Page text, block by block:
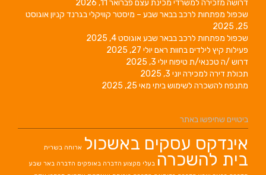
מכינת עצםפברואר 11, 2026
בבאר שבע – מיסטר קוויקלי בגרנד קניון אוגוסט
בבאר שבע אוגוסט 4, 2025
בחוות ראםיולי 27, 2025
יולי 3, 2025
יוני 3, 2025
ביתי מאי 25, 2025
באשכול ארוחה בשרית
בעלי מקצוע הדברה באופקים הדברה באר שבע